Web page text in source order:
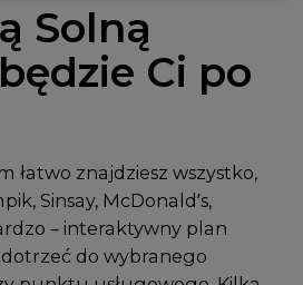
Solną
Ci po
łatwo znajdziesz wszystko,
Sinsay, McDonald’s,
– interaktywny plan
do wybranego